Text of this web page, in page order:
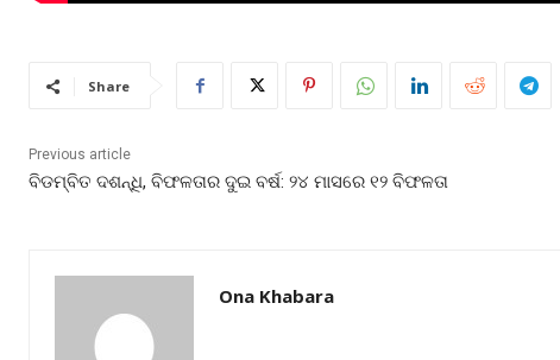
Share
Previous article
ବିଡମ୍ବିତ ଦଶନ୍ଧି, ବିଫଳତାର ଦୁଇ ବର୍ଷ: ୨୪ ମାସରେ ୧୨ ବିଫଳତା
Ona Khabara